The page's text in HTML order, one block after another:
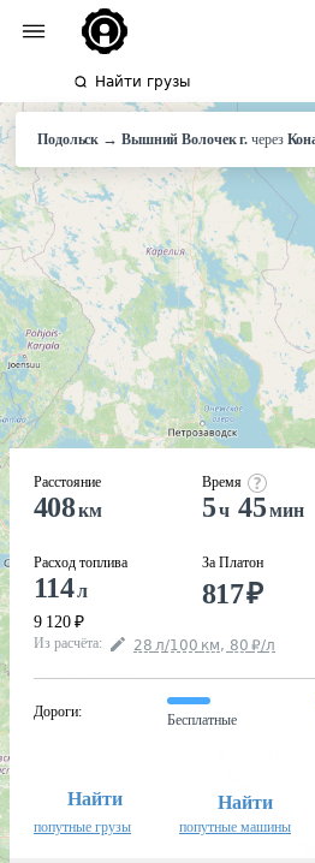
Найти грузы
Подольск → ВышнийВолочек г. через
Расстояние
408км
Расход топлива
114л
9 120 ₽
Время
5 ч 45мин
За Платон
817₽
Из расчёта: 28 л/100 км, 80 ₽/л
Дороги:
Бесплатные
Найти
попутные грузы
Найти
попутные машины